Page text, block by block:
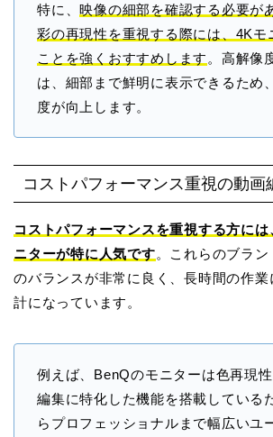
特に、映像の細部を確認する必要が
彩の再現性を重視する際には、4Kモ
ことを強くおすすめします 。高解像
は、細部まで鮮明に表示できるため
度が向上します。
コストパフォーマンス重視の動画
コストパフォーマンスを重視する方に
ニターが特に人気です。これらのブラ
のバランスが非常に良く、長時間の作
計になっています。
例えば、BenQのモニターは色再現
編集に特化した機能を搭載している
らプロフェッショナルまで幅広いユ